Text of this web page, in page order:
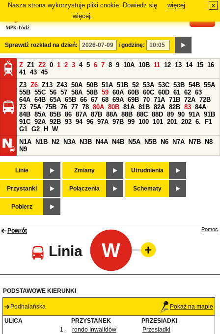
Nasza strona wykorzystuje pliki cookie. Dowiedz się
więcej.
więcej x
Sprawdź rozkład na dzień: i godzinę:
Z Z1 Z2 0 1 2 3 4 5 6 7 8 9 10A 10B 11 12 13 14 15 16
41 43 45
Z3 Z6 Z13 Z43 50A 50B 51A 51B 52 53A 53C 53B 54B 55A
55B 55C 56 57 58A 58B 59 60A 60B 60C 60D 61 62 63
64A 64B 65A 65B 66 67 68 69A 69B 70 71A 71B 72A 72B
73 75A 75B 76 77 78 80A 80B 81A 81B 82A 82B 83 84A
84B 85A 85B 86 87A 87B 88A 88B 88C 88D 89 90 91A 91B
91C 92A 92B 93 94 96 97A 97B 99 100 101 201 202 6.
F1
G1 G2 H
W
N1A
N1B N2 N3A N3B N4A N4B N5A N5B N6 N7A N7B
N8
N9
Linie Zmiany Utrudnienia
Przystanki Połączenia Schematy
Pobierz
Powrót
Linia W
Pomoc
PODSTAWOWE KIERUNKI
Podhalańska Pokaż na mapie
ULICA PRZYSTANEK
PRZESIADKI
1.
rondo Inwalidów
Przesiadki